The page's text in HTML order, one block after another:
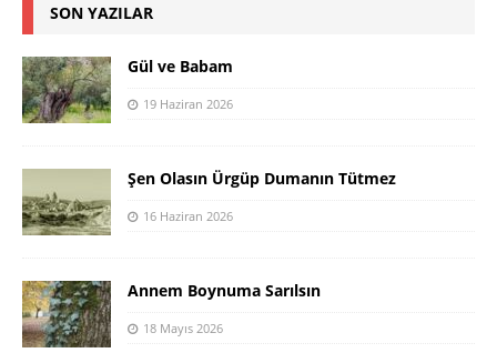
SON YAZILAR
Gül ve Babam
19 Haziran 2026
Şen Olasın Ürgüp Dumanın Tütmez
16 Haziran 2026
Annem Boynuma Sarılsın
18 Mayıs 2026